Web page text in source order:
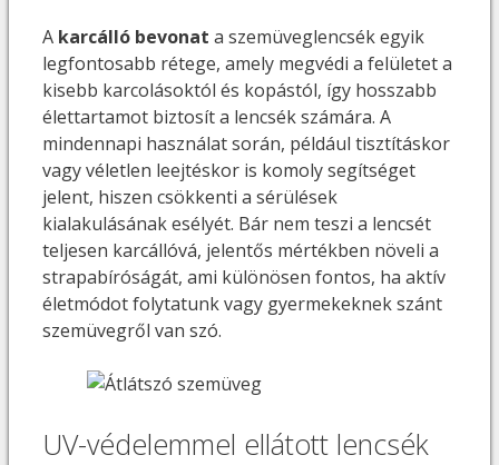
A karcálló bevonat a szemüveglencsék egyik
legfontosabb rétege, amely megvédi a felületet a
kisebb karcolásoktól és kopástól, így hosszabb
élettartamot biztosít a lencsék számára. A
mindennapi használat során, például tisztításkor
vagy véletlen leejtéskor is komoly segítséget
jelent, hiszen csökkenti a sérülések
kialakulásának esélyét. Bár nem teszi a lencsét
teljesen karcállóvá, jelentős mértékben növeli a
strapabíróságát, ami különösen fontos, ha aktív
életmódot folytatunk vagy gyermekeknek szánt
szemüvegről van szó.
UV-védelemmel ellátott lencsék